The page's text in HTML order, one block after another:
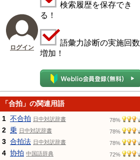
ログイン
検索履歴を保存でき
る！
語彙力診断の実施回数
増加！
「合拍」の関連用語
1 不合拍 日中対訳辞書 78%
2 乗 日中対訳辞書 78%
3 合拍法 日中対訳辞書 78%
4 协拍 中国語辞典 72%